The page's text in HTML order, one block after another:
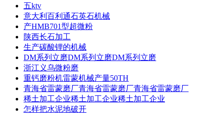
五ktv
意大利百利通石英石机械
产HMB701型超微粉
陕西长石加工
生产碳酸锂的机械
DM系列立磨DM系列立磨DM系列立磨
浙江义乌微粉磨
重钙磨粉机雷蒙机械产量50TH
青海省雷蒙磨厂青海省雷蒙磨厂青海省雷蒙磨厂
稀土加工企业稀土加工企业稀土加工企业
怎样把水泥地破开